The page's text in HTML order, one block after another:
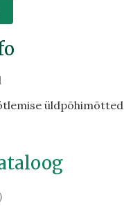
üldpõhimõtted